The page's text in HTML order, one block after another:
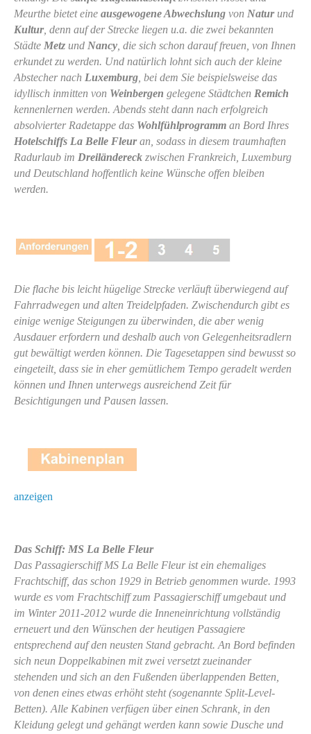
Meurthe bietet eine ausgewogene Abwechslung von Naturund
Kultur, denn auf der Strecke liegen u.a. die zwei bekannten
Städte Metz und Nancy , die sich schon darauf freuen, von Ihnen
erkundet zu werden. Und natürlich lohnt sich auch der kleine
Abstecher nach Luxemburg , bei dem Sie beispielsweise das
idyllisch inmitten von Weinbergen gelegene Städtchen Remich
kennenlernen werden. Abends steht dann nach erfolgreich
absolvierter Radetappe das Wohlfühlprogramm an Bord Ihres
Hotelschiffs La Belle Fleuran, sodass in diesem traumhaften
Radurlaub im Dreiländereck zwischen Frankreich, Luxemburg
und Deutschland hoffentlich keine Wünsche offen bleiben
werden.
Die flache bis leicht hügelige Strecke verläuft überwiegend auf
Fahrradwegen und alten Treidelpfaden. Zwischendurch gibt es
einige wenige Steigungen zu überwinden, die aber wenig
Ausdauer erfordern und deshalb auch von Gelegenheitsradlern
gut bewältigt werden können. Die Tagesetappen sind bewusst so
eingeteilt, dass sie in eher gemütlichem Tempo geradelt werden
können und Ihnen unterwegs ausreichend Zeit für
Besichtigungen und Pausen lassen.
anzeigen
Das Schiff: MS La Belle Fleur
Das Passagierschiff MS La Belle Fleur ist ein ehemaliges
Frachtschiff, das schon 1929 in Betrieb genommen wurde. 1993
wurde es vom Frachtschiff zum Passagierschiff umgebaut und
im Winter 2011-2012 wurde die Inneneinrichtung vollständig
erneuert und den Wünschen der heutigen Passagiere
entsprechend auf den neusten Stand gebracht. An Bord befinden
sich neun Doppelkabinen mit zwei versetzt zueinander
stehenden und sich an den Fußenden überlappenden Betten,
von denen eines etwas erhöht steht (sogenannte Split-Level-
Betten). Alle Kabinen verfügen über einen Schrank, in den
Kleidung gelegt und gehängt werden kann sowie Dusche und